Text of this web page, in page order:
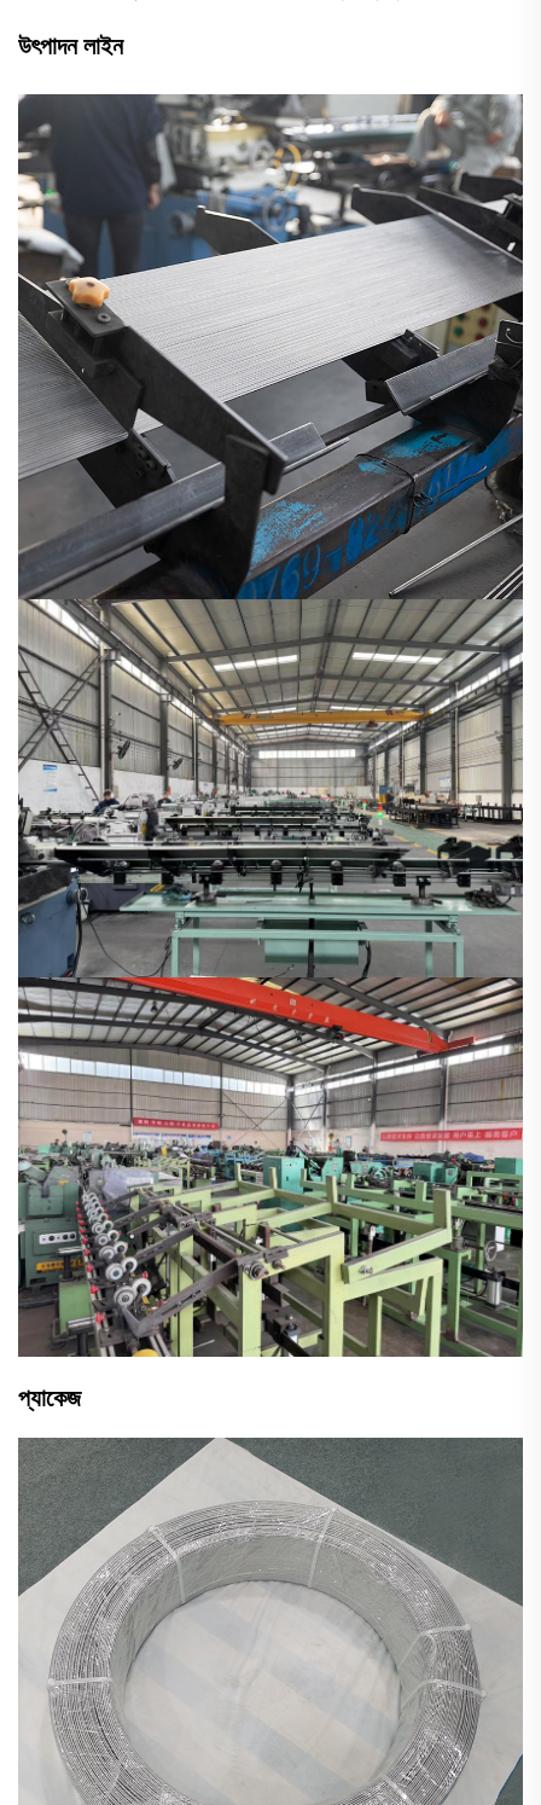
উৎপাদন লাইন
প্যাকেজ